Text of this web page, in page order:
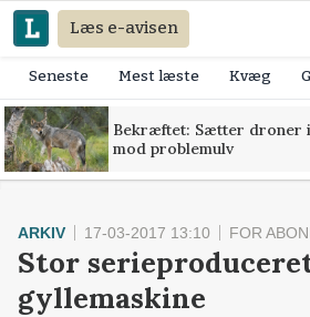
Læs e-avisen
Seneste Mest læste Kvæg
Bekræftet: Sætter droner
mod problemulv
ARKIV 17-03-2017 13:10 FOR
Stor
gyllemaskine